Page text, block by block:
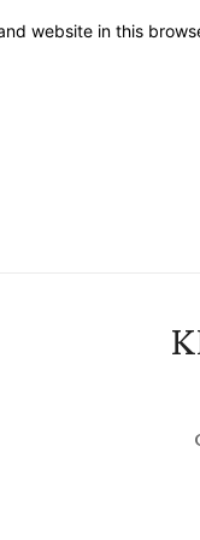
website in this